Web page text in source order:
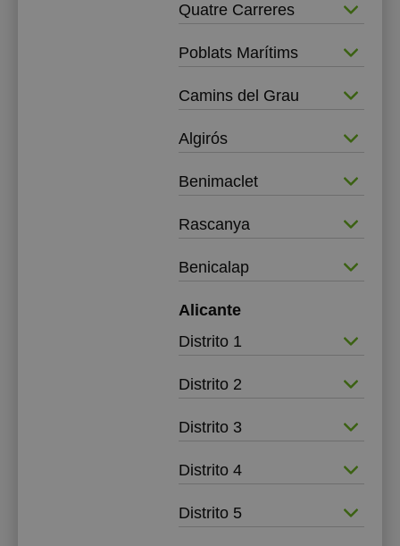
Quatre Carreres
Poblats Marítims
Camins del Grau
Algirós
Benimaclet
Rascanya
Benicalap
Alicante
Distrito 1
Distrito 2
Distrito 3
Distrito 4
Distrito 5